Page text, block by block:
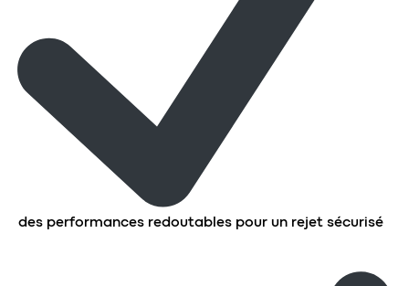
des performances redoutables pour un rejet sécurisé